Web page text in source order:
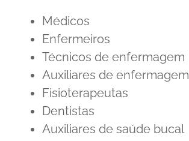
Médicos
Enfermeiros
Técnicos de enfermagem
Auxiliares de enfermagem
Fisioterapeutas
Dentistas
Auxiliares de saúde bucal